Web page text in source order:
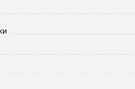
пользовательских запросов
форм